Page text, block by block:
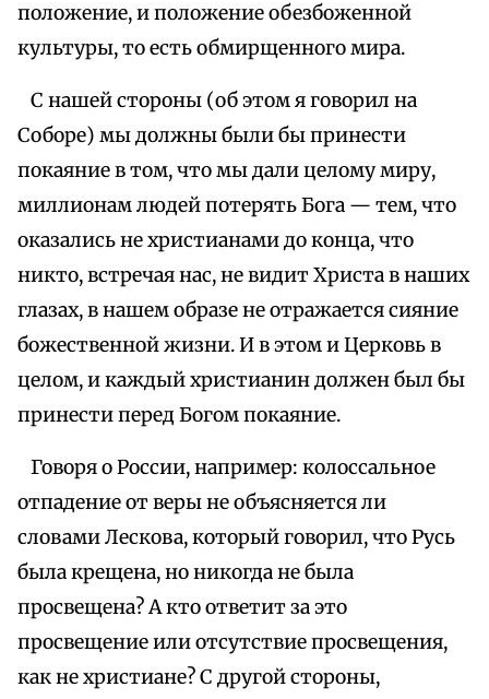
положение, и положение обезбоженной
культуры, то есть обмирщенного мира.
С нашей стороны (об этом я говорил на
Соборе) мы должны были бы принести
покаяние в том, что мы дали целому миру,
миллионам людей потерять Бога — тем, что
оказались не христианами до конца, что
никто, встречая нас, не видит Христа в наших
глазах, в нашем образе не отражается сияние
божественной жизни. И в этом и Церковь в
целом, и каждый христианин должен был бы
принести перед Богом покаяние.
Говоря о России, например: колоссальное
отпадение от веры не объясняется ли
словами Лескова, который говорил, что Русь
была крещена, но никогда не была
просвещена? А кто ответит за это
просвещение или отсутствие просвещения,
как не христиане? С другой стороны,